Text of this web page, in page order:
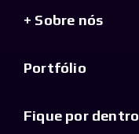
+ Sobre nós
Portfólio
Fique por dentro